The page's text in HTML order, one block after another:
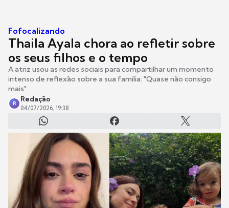
Fofocalizando
Thaila Ayala chora ao refletir sobre
os seus filhos e o tempo
A atriz usou as redes sociais para compartilhar um momento
intenso de reflexão sobre a sua família: "Quase não consigo
mais"
R
Redação
04/07/2026, 19:38